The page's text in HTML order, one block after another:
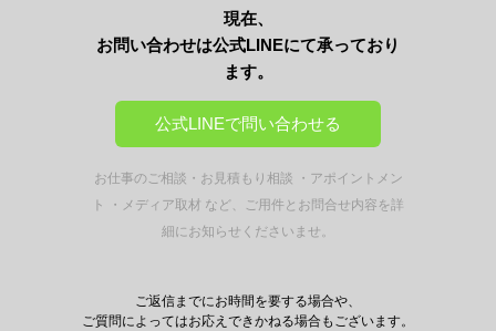
現在、
お問い合わせは公式LINEにて承っており
ます。
公式LINEで問い合わせる
お仕事のご相談・お見積もり相談 ・アポイントメン
ト ・メディア取材 など、
ご用件とお問合せ内容を詳
細にお知らせくださいませ。
ご返信までにお時間を要する場合や、
ご質問によってはお応えできかねる場合もございます。